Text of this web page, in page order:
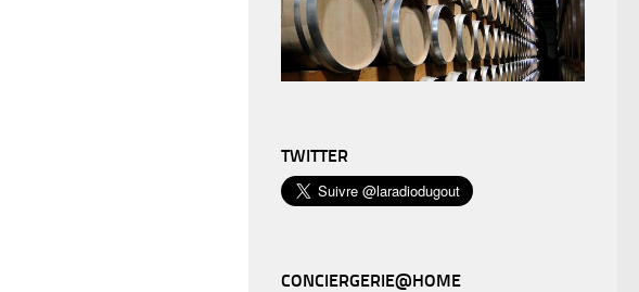
TWITTER
CONCIERGERIE@HOME